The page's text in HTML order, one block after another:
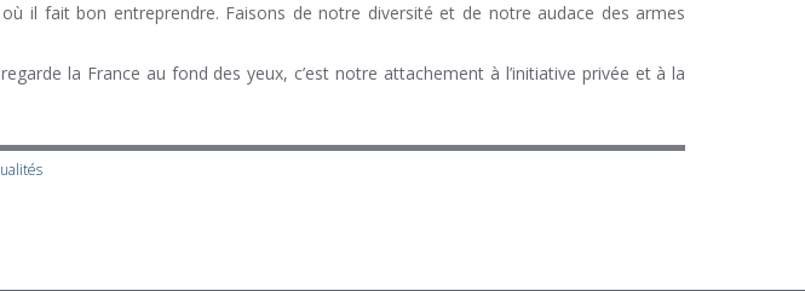
il fait bon entreprendre. Faisons de notre diversité et de notre audace des armes
la France au fond des yeux, c’est notre attachement à l’initiative privée et à la